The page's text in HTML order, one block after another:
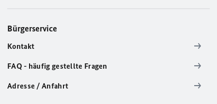
Bürgerservice
Kontakt
FAQ - häufig gestellte Fragen
Adresse / Anfahrt